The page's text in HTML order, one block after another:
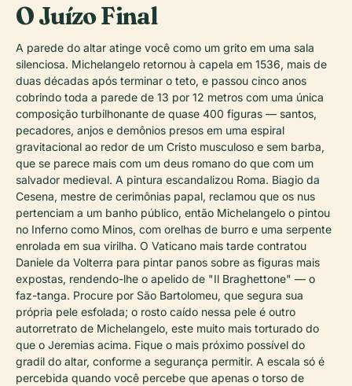
O Juízo Final
A parede do altar atinge você como um grito em uma sala
silenciosa. Michelangelo retornou à capela em 1536, mais de
duas décadas após terminar o teto, e passou cinco anos
cobrindo toda a parede de 13 por 12 metros com uma única
composição turbilhonante de quase 400 figuras — santos,
pecadores, anjos e demônios presos em uma espiral
gravitacional ao redor de um Cristo musculoso e sem barba,
que se parece mais com um deus romano do que com um
salvador medieval. A pintura escandalizou Roma. Biagio da
Cesena, mestre de cerimônias papal, reclamou que os nus
pertenciam a um banho público, então Michelangelo o pintou
no Inferno como Minos, com orelhas de burro e uma serpente
enrolada em sua virilha. O Vaticano mais tarde contratou
Daniele da Volterra para pintar panos sobre as figuras mais
expostas, rendendo-lhe o apelido de "Il Braghettone" — o
faz-tanga. Procure por São Bartolomeu, que segura sua
própria pele esfolada; o rosto caído nessa pele é outro
autorretrato de Michelangelo, este muito mais torturado do
que o Jeremias acima. Fique o mais próximo possível do
gradil do altar, conforme a segurança permitir. A escala só é
percebida quando você percebe que apenas o torso de